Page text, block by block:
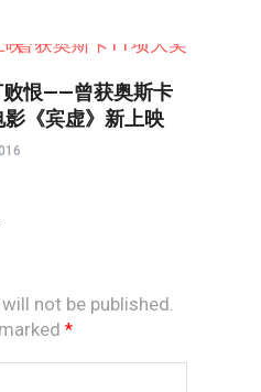
败恨——曾获奥斯卡
影《宾虚》新上映
not be published.
*